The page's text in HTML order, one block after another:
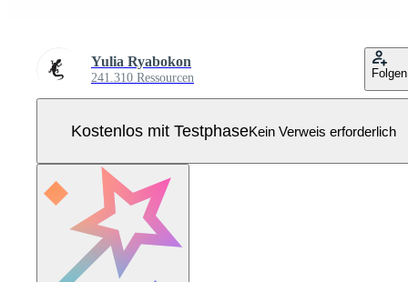
Yulia Ryabokon
241.310 Ressourcen Folgen
Kostenlos mit TestphaseKein Verweis erforderlich